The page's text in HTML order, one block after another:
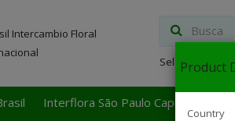
Select
Interflora São Paulo Capital
Product
Country